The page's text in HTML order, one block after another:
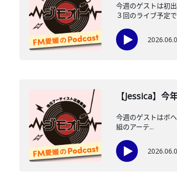
今週のゲストは初
３回のライブ予定
【Jessica】今
今週のゲストはボ
組のアーテ...